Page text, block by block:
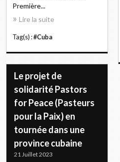
Première...
Lire la suite
Tag(s) :#Cuba
Le projet de
solidarité Pastors
for Peace (Pasteurs
pour la Paix) en
tournée dans une
province cubaine
21 Juillet 2023